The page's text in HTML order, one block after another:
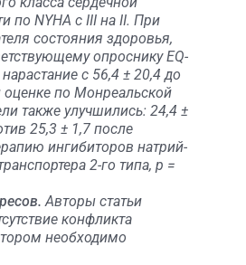
по NYHA с III на II. При
состояния здоровья,
опроснику EQ-
с 56,4 ± 20,4 до
оценке по Монреальской
также улучшились: 24,4 ±
25,3 ± 1,7 после
ингибиторов натрий-
2-го типа, р =
Авторы статьи
конфликта
необходимо